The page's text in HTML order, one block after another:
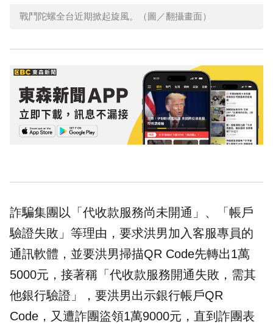
戰鬥陀螺全台近期掀起旋風。（圖／翻攝畫面）
詐騙集團以「代收款服務尚未開通」、「帳戶
驗證失敗」等理由，要求洪男加入客服專員的
通訊軟體，並要洪男掃描QR Code先轉出1萬
5000元，接著稱「代收款服務開通失敗，需其
他銀行驗證」，要洪男出示銀行帳戶QR
Code，又遭詐團盜領1萬9000元，直到詐團表